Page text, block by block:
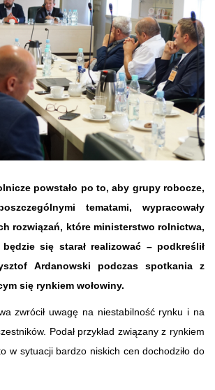
powstało po to, aby grupy robocze,
tematami, wypracowały
rozwiązań, które ministerstwo rolnictwa,
się starał realizować – podkreślił
Ardanowski podczas spotkania z
się rynkiem wołowiny.
zwrócił uwagę na niestabilność rynku i na
Podał przykład związany z rynkiem
w sytuacji bardzo niskich cen dochodziło do